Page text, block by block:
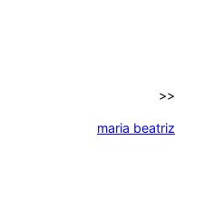
>>
maria beatriz